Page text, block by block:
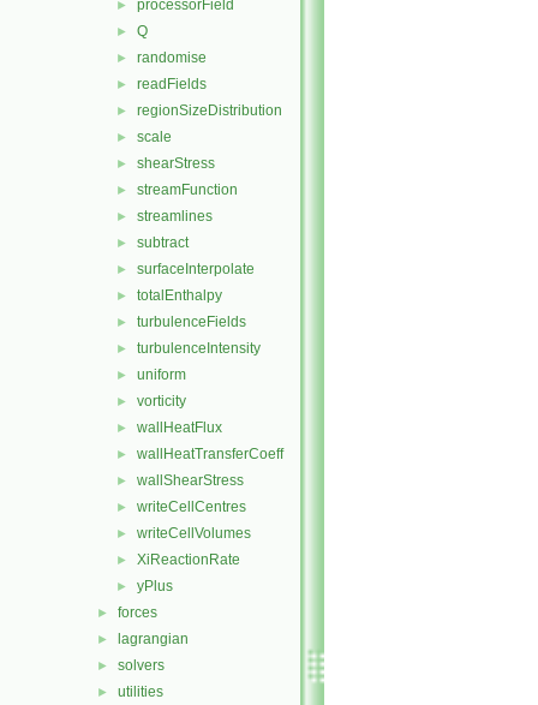
► processorField
► Q
► randomise
► readFields
► regionSizeDistribution
► scale
► shearStress
► streamFunction
► streamlines
► subtract
► surfaceInterpolate
► totalEnthalpy
► turbulenceFields
► turbulenceIntensity
► uniform
► vorticity
► wallHeatFlux
► wallHeatTransferCoeff
► wallShearStress
► writeCellCentres
► writeCellVolumes
► XiReactionRate
► yPlus
► forces
► lagrangian
► solvers
► utilities